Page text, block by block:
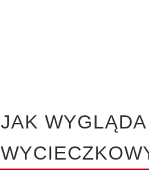
JAK